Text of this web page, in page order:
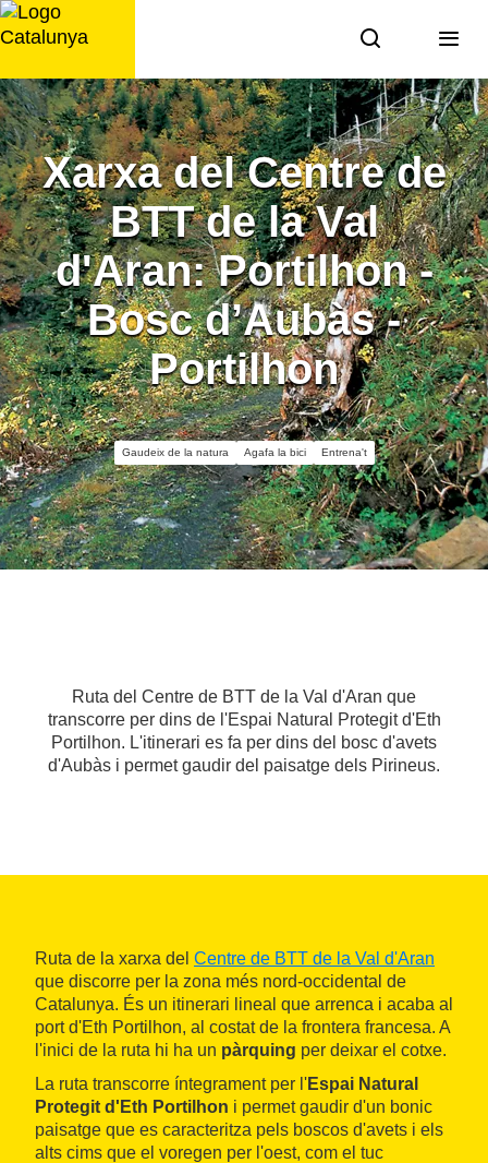
Saltar
al
Xarxa del Centre de
BTT de la Val
d'Aran: Portilhon -
Bosc d’Aubàs -
Portilhon
Gaudeix de la natura Agafa la bici Entrena't
Ruta del Centre de BTT de la Val d'Aran que
transcorre per dins de l'Espai Natural Protegit d'Eth
Portilhon. L'itinerari es fa per dins del bosc d'avets
d'Aubàs i permet gaudir del paisatge dels Pirineus.
Ruta de la xarxa del Centre de BTT de la Val d'Aran
que discorre per la zona més nord-occidental de
Catalunya. És un itinerari lineal que arrenca i acaba al
port d'Eth Portilhon, al costat de la frontera francesa. A
l'inici de la ruta hi ha un pàrquing per deixar el cotxe.
La ruta transcorre íntegrament per l'Espai Natural
Protegit d'Eth Portilhon i permet gaudir d'un bonic
paisatge que es caracteritza pels boscos d'avets i els
alts cims que el voregen per l'oest, com el tuc